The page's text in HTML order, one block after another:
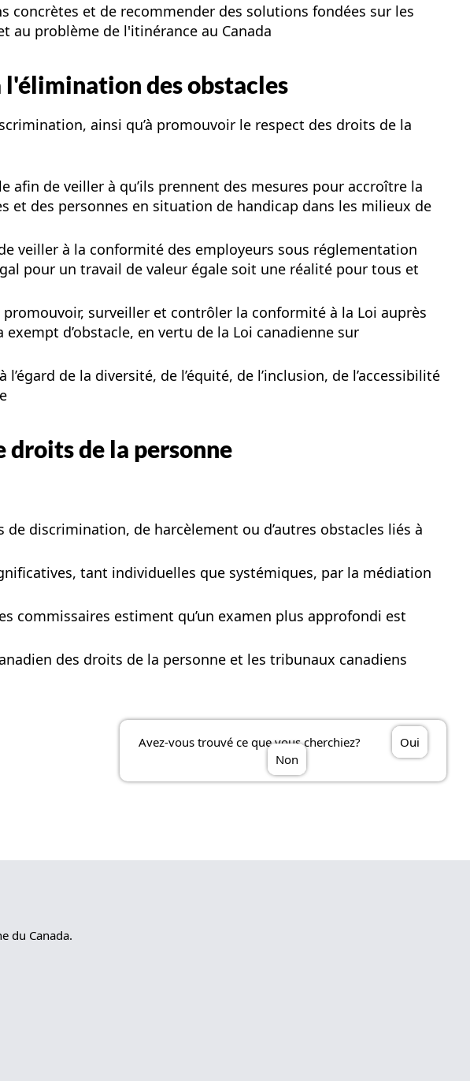
concrètes et de recommender des solutions fondées sur les
au problème de l'itinérance au Canada
des obstacles
ainsi qu’à promouvoir le respect des droits de la
de veiller à qu’ils prennent des mesures pour accroître la
et des personnes en situation de handicap dans les milieux de
veiller à la conformité des employeurs sous réglementation
pour un travail de valeur égale soit une réalité pour tous et
surveiller et contrôler la conformité à la Loi auprès
d’obstacle, en vertu de la Loi canadienne sur
de la diversité, de l’équité, de l’inclusion, de l’accessibilité
droits de la personne
discrimination, de harcèlement ou d’autres obstacles liés à
tant individuelles que systémiques, par la médiation
commissaires estiment qu’un examen plus approfondi est
des droits de la personne et les tribunaux canadiens
Avez-vous trouvé ce que vous cherchiez?
Oui
Non
du Canada.